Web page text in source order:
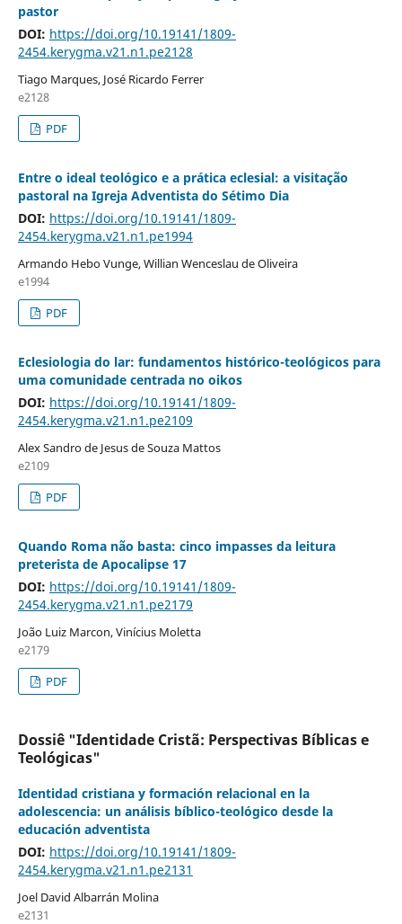
pastor
DOI: https://doi.org/10.19141/1809-
2454.kerygma.v21.n1.pe2128
Tiago Marques, José Ricardo Ferrer
e2128
PDF
Entre o ideal teológico e a prática eclesial: a visitação
pastoral na Igreja Adventista do Sétimo Dia
DOI: https://doi.org/10.19141/1809-
2454.kerygma.v21.n1.pe1994
Armando Hebo Vunge, Willian Wenceslau de Oliveira
e1994
PDF
Eclesiologia do lar: fundamentos histórico-teológicos para
uma comunidade centrada no oikos
DOI: https://doi.org/10.19141/1809-
2454.kerygma.v21.n1.pe2109
Alex Sandro de Jesus de Souza Mattos
e2109
PDF
Quando Roma não basta: cinco impasses da leitura
preterista de Apocalipse 17
DOI: https://doi.org/10.19141/1809-
2454.kerygma.v21.n1.pe2179
João Luiz Marcon, Vinícius Moletta
e2179
PDF
Dossiê "Identidade Cristã: Perspectivas Bíblicas e
Teológicas"
Identidad cristiana y formación relacional en la
adolescencia: un análisis bíblico-teológico desde la
educación adventista
DOI: https://doi.org/10.19141/1809-
2454.kerygma.v21.n1.pe2131
Joel David Albarrán Molina
e2131